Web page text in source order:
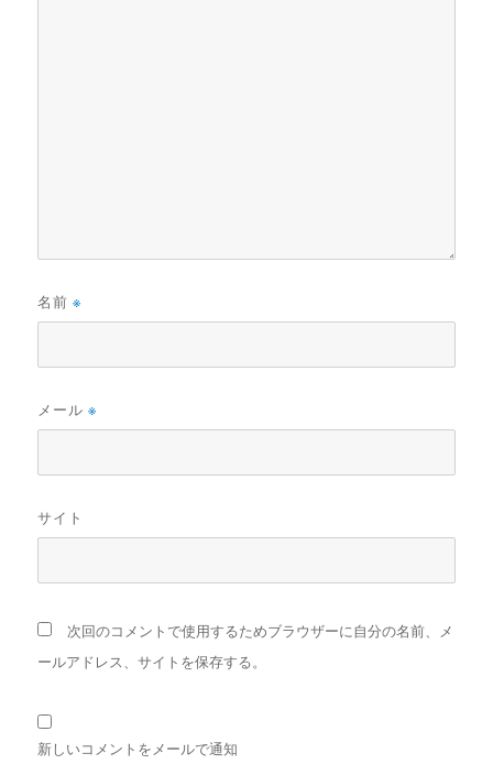
名前※
メール※
サイト
次回のコメントで使用するためブラウザーに自分の名前、メ
ールアドレス、サイトを保存する。
新しいコメントをメールで通知